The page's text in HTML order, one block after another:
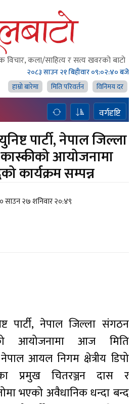
विचार, कला/साहित्य र सत्य खवरको बाटाे
२०८३ साउन २१ बिहीवार०९:०२:४१ बजे
हाम्राे बारेमा
मिति परिवर्तन विनिमय दर
वर्गदृष्टि
पार्टी, नेपाल जिल्ला
आयोजनामा
कार्यक्रम सम्पन्न
साउन २७ शनिवार २०:४९
पार्टी, नेपाल जिल्ला संगठन
आयोजनामा आज मिति
आयल निगम क्षेत्रीय डिपो
प्रमुख चितरञ्जन दास र
भएको अवैधानिक धन्दा बन्द